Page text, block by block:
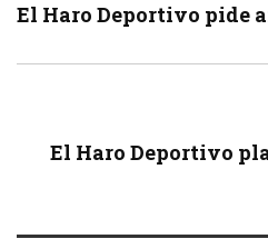
El Haro Deportivo pide
El Haro Deportivo